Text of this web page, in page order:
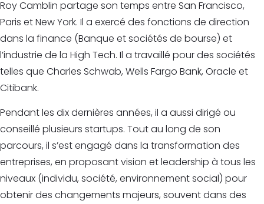
Roy Camblin partage son temps entre San Francisco,
Paris et New York. Il a exercé des fonctions de direction
dans la finance (Banque et sociétés de bourse) et
l’industrie de la High Tech. Il a travaillé pour des sociétés
telles que Charles Schwab, Wells Fargo Bank, Oracle et
Citibank.
Pendant les dix dernières années, il a aussi dirigé ou
conseillé plusieurs startups. Tout au long de son
parcours, il s’est engagé dans la transformation des
entreprises, en proposant vision et leadership à tous les
niveaux (individu, société, environnement social) pour
obtenir des changements majeurs, souvent dans des